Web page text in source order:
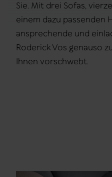
Sie. Mit drei Sofas,
einem dazu passenden
ansprechende und
Roderick Vos genauso
Ihnen vorschwebt.